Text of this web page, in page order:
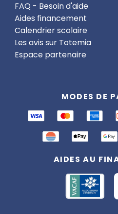
FAQ - Besoin d'aide
Aides financement
Calendrier scolaire
Les avis sur Totemia
Espace partenaire
MODES DE
AIDES AU